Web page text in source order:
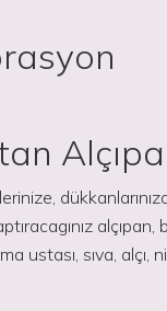
ustası, sıva,